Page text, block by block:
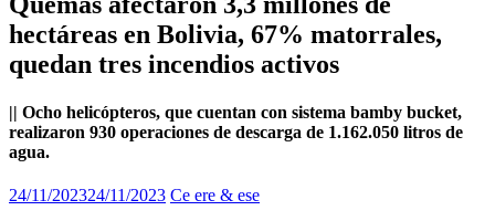
hectáreas en Bolivia, 67% matorrales,
quedan tres incendios activos
|| Ocho helicópteros, que cuentan con sistema bamby bucket,
realizaron 930 operaciones de descarga de 1.162.050 litros de
agua.
24/11/202324/11/2023 Ce ere & ese